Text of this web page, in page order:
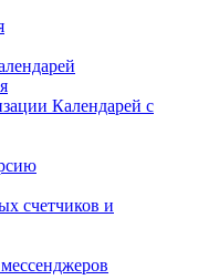
Календарей с
счетчиков и